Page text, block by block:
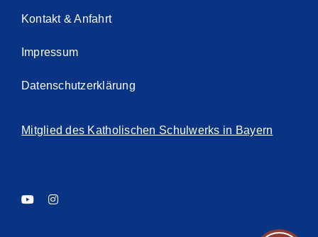
Kontakt & Anfahrt
Impressum
Datenschutzerklärung
Mitglied des Katholischen Schulwerks in Bayern